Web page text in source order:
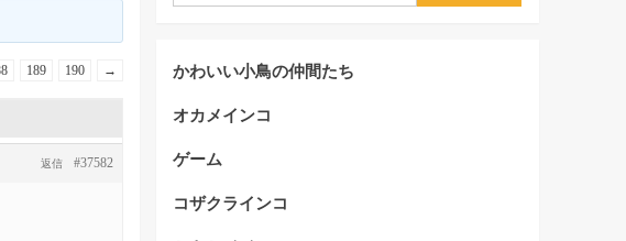
189 190 →
#37582
返信
かわいい小鳥の仲間たち
オカメインコ
ゲーム
コザクラインコ